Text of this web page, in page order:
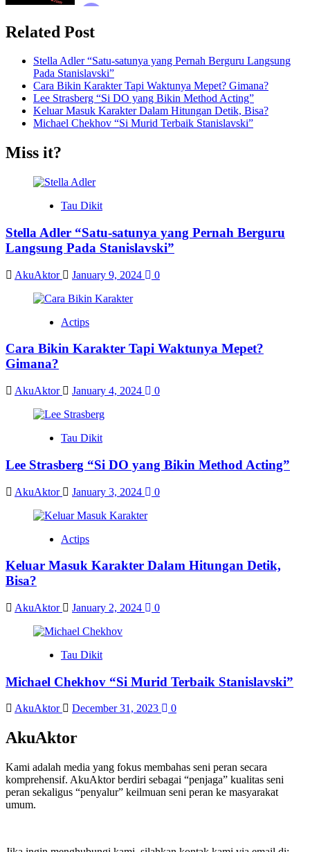
Related Post
Stella Adler “Satu-satunya yang Pernah Berguru Langsung
Pada Stanislavski”
Cara Bikin Karakter Tapi Waktunya Mepet? Gimana?
Lee Strasberg “Si DO yang Bikin Method Acting”
Keluar Masuk Karakter Dalam Hitungan Detik, Bisa?
Michael Chekhov “Si Murid Terbaik Stanislavski”
Miss it?
Tau Dikit
Stella Adler “Satu-satunya yang Pernah Berguru
Langsung Pada Stanislavski”
AkuAktor January 9, 2024 0
Actips
Cara Bikin Karakter Tapi Waktunya Mepet?
Gimana?
AkuAktor January 4, 2024 0
Tau Dikit
Lee Strasberg “Si DO yang Bikin Method Acting”
AkuAktor January 3, 2024 0
Actips
Keluar Masuk Karakter Dalam Hitungan Detik,
Bisa?
AkuAktor January 2, 2024 0
Tau Dikit
Michael Chekhov “Si Murid Terbaik Stanislavski”
AkuAktor December 31, 2023 0
AkuAktor
Kami adalah media yang fokus membahas seni peran secara
komprehensif. AkuAktor berdiri sebagai “penjaga” kualitas seni
peran sekaligus “penyalur” keilmuan seni peran ke masyarakat
umum.